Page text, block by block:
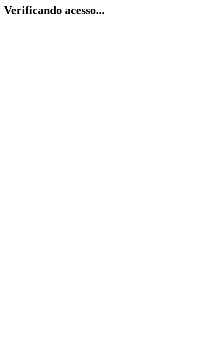
Verificando acesso...